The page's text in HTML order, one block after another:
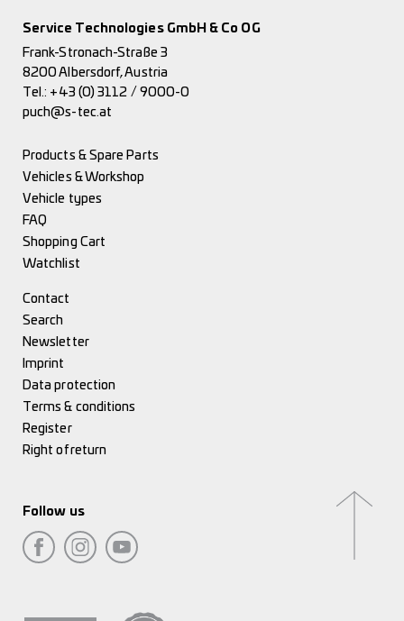
Service Technologies GmbH & Co OG
Frank-Stronach-Straße 3
8200 Albersdorf, Austria
Tel.: +43 (0) 3112 / 9000-0
puch@s-tec.at
Products & Spare Parts
Vehicles & Workshop
Vehicle types
FAQ
Shopping Cart
Watchlist
Contact
Search
Newsletter
Imprint
Data protection
Terms & conditions
Register
Right of return
Follow us